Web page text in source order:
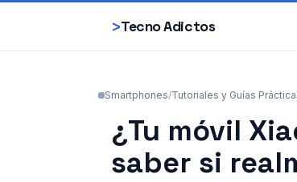
>Tecno Adictos
Smartphones/Tutoriales y Guías
¿Tu móvil
saber si